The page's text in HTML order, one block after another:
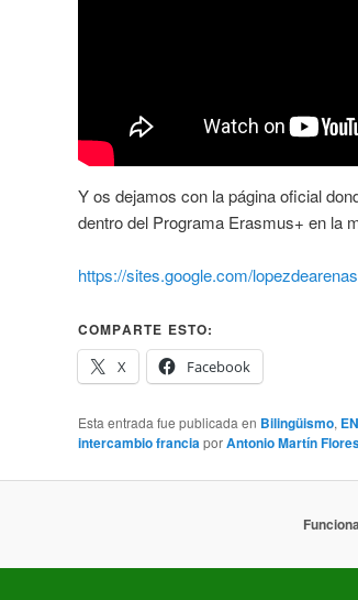
Y os dejamos con la página oficial
dentro del Programa Erasmus+ en la
https://sites.google.com/
COMPARTE ESTO:
X
Facebook
Esta entrada fue publicada en Bilingüismo,
intercambio franciaporAntonio Martín